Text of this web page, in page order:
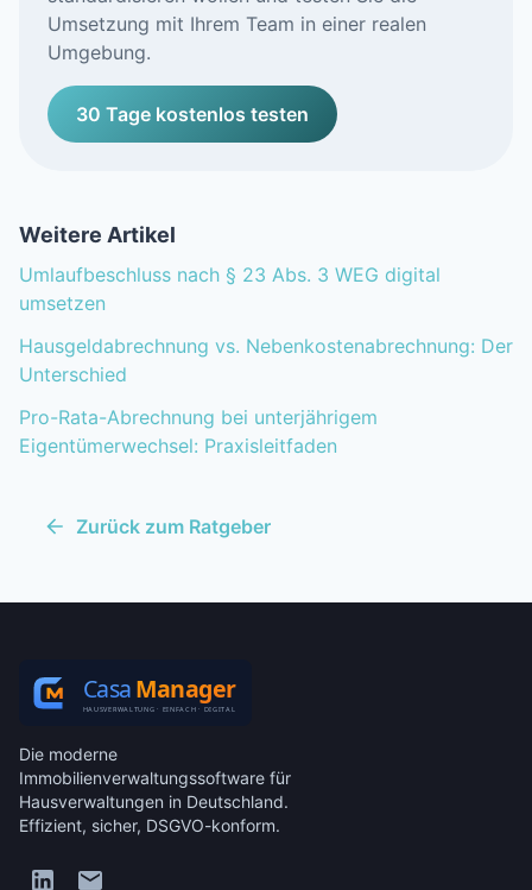
Umsetzung mit Ihrem Team in einer realen
Umgebung.
30 Tage kostenlos testen
Weitere Artikel
Umlaufbeschluss nach § 23 Abs. 3 WEG digital
umsetzen
Hausgeldabrechnung vs. Nebenkostenabrechnung: Der
Unterschied
Pro-Rata-Abrechnung bei unterjährigem
Eigentümerwechsel: Praxisleitfaden
Zurück zum Ratgeber
Die moderne
Immobilienverwaltungssoftware für
Hausverwaltungen in Deutschland.
Effizient, sicher, DSGVO-konform.